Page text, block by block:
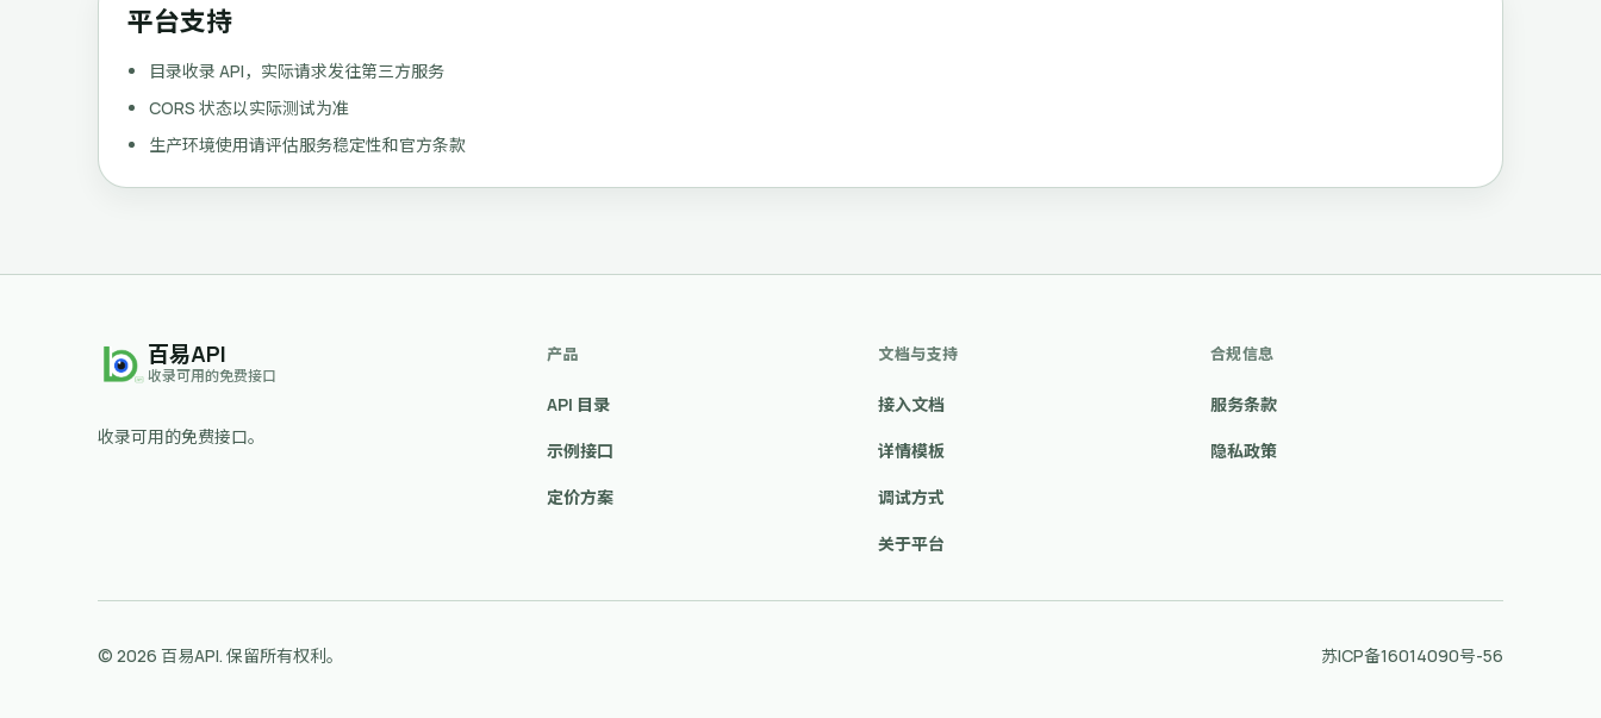
平台支持
目录收录 API，实际请求发往第三方服务
CORS 状态以实际测试为准
生产环境使用请评估服务稳定性和官方条款
百易API
收录可用的免费接口
收录可用的免费接口。
产品
API 目录
示例接口
定价方案
文档与支持
接入文档
详情模板
调试方式
关于平台
合规信息
服务条款
隐私政策
© 2026 百易API. 保留所有权利。 苏ICP备16014090号-56